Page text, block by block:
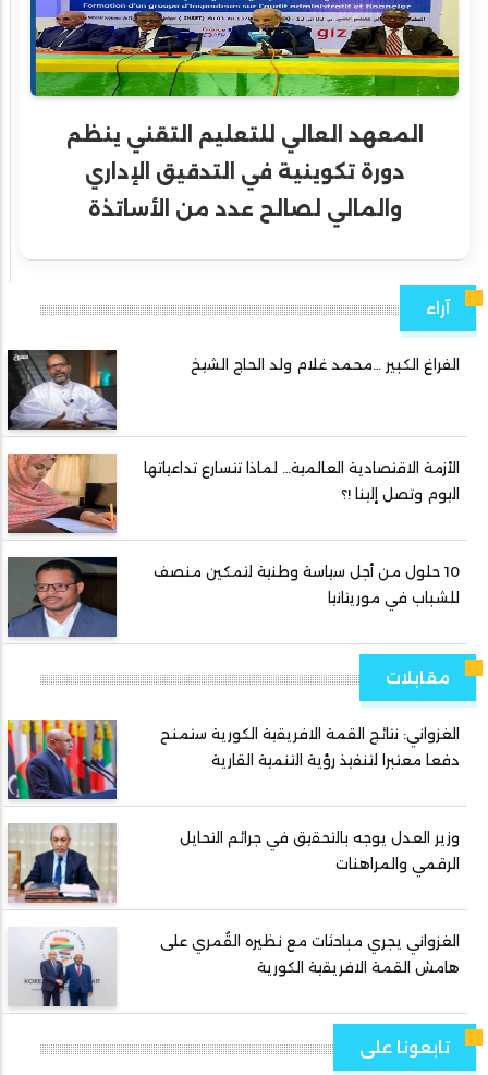
المعهد العالي للتعليم التقني ينظم
دورة تكوينية في التدقيق الإداري
والمالي لصالح عدد من الأساتذة
آراء
الفراغ الكبير …محمد غلام ولد الحاج الشيخ
الأزمة الاقتصادية العالمية… لماذا تتسارع تداعياتها
اليوم وتصل إلينا !؟
10 حلول من أجل سياسة وطنية لتمكين منصف
للشباب في موريتانيا
مقابلات
الغزواني: نتائج القمة الافريقية الكورية ستمنح
دفعا معتبرا لتنفيذ رؤية التنمية القارية
وزير العدل يوجه بالتحقيق في جرائم التحايل
الرقمي والمراهنات
الغزواني يجري مباحثات مع نظيره القُمري على
هامش القمة الافريقية الكورية
تابعونا على